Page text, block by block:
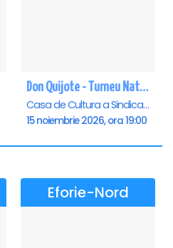
Don Quijote - Turneu National de balet - Oradea
Casa de Cultura a Sindicatelor , Oradea
15 noiembrie 2026, ora 19:00
Eforie-Nord